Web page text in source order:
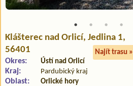
Klášterec nad Orlicí, Jedlina 1,
56401
Najít trasu »
Okres: Ústí nad Orlicí
Kraj: Pardubický kraj
Oblast: Orlické hory